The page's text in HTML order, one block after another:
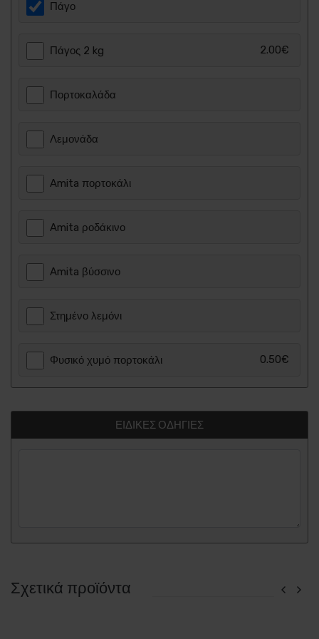
Πάγο
Πάγος 2 kg 2.00€
Πορτοκαλάδα
Λεμονάδα
Amita πορτοκάλι
Amita ροδάκινο
Amita βύσσινο
Στημένο λεμόνι
Φυσικό χυμό πορτοκάλι 0.50€
ΕΙΔΙΚΈΣ ΟΔΗΓΊΕΣ
Σχετικά προϊόντα